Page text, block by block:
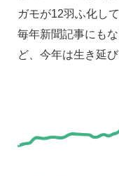
ガモが12羽ふ化し
毎年新聞記事にも
ど、今年は生き延